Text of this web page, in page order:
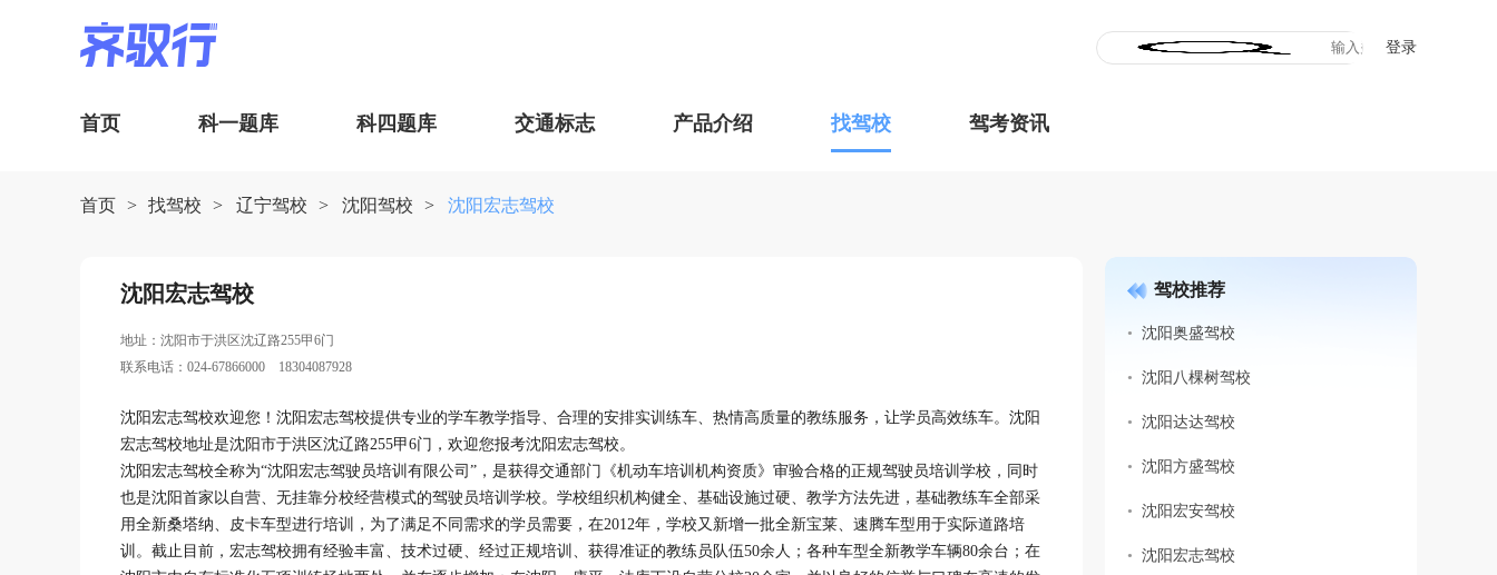
登录
首页 科一题库 科四题库 交通标志 产品介绍 找驾校 驾考资讯
首页 > 找驾校 > 辽宁驾校 > 沈阳驾校 > 沈阳宏志驾校
沈阳宏志驾校
地址：沈阳市于洪区沈辽路255甲6门
联系电话：024-67866000 18304087928
沈阳宏志驾校欢迎您！沈阳宏志驾校提供专业的学车教学指导、合理的安排实训练车、热情高质量的教练服务，让学员高效练车。沈阳
宏志驾校地址是沈阳市于洪区沈辽路255甲6门，欢迎您报考沈阳宏志驾校。
沈阳宏志驾校全称为“沈阳宏志驾驶员培训有限公司”，是获得交通部门《机动车培训机构资质》审验合格的正规驾驶员培训学校，同时
也是沈阳首家以自营、无挂靠分校经营模式的驾驶员培训学校。学校组织机构健全、基础设施过硬、教学方法先进，基础教练车全部采
用全新桑塔纳、皮卡车型进行培训，为了满足不同需求的学员需要，在2012年，学校又新增一批全新宝莱、速腾车型用于实际道路培
训。截止目前，宏志驾校拥有经验丰富、技术过硬、经过正规培训、获得准证的教练员队伍50余人；各种车型全新教学车辆80余台；在
驾校推荐
沈阳奥盛驾校
沈阳八棵树驾校
沈阳达达驾校
沈阳方盛驾校
沈阳宏安驾校
沈阳宏志驾校